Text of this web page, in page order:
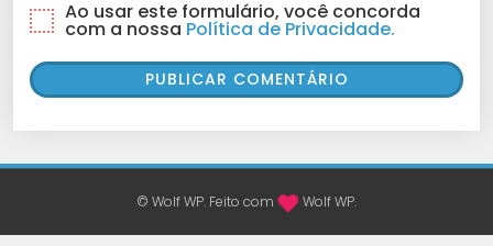
Ao usar este formulário, você concorda
com a nossa Política de Privacidade.
© Wolf WP. Feito com Wolf WP.